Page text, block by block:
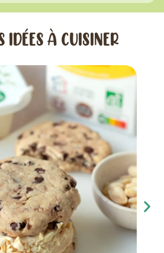
IDÉES À CUISINER